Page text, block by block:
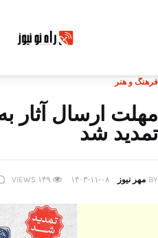
درباره راه‌ نو نیوز
حفظ حریم شخصی
فرهنگ و هنر
مهلت ارسال
تمدید شد
BY مهر نیوز ۱۴۰۳-۱۱-۰۸ ۱۴۹ VIEWS